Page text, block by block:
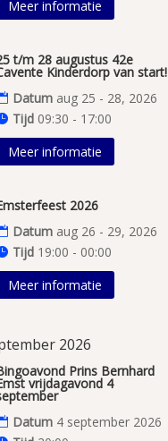
Meer informatie
t/m 28 augustus 42e
Kinderdorp van start!
Datum aug 25 - 28, 2026
Tijd 09:30 - 17:00
Meer informatie
2026
Datum aug 26 - 29, 2026
Tijd 19:00 - 00:00
Meer informatie
2026
Prins Bernhard
vrijdagavond 4
Datum 4 september 2026